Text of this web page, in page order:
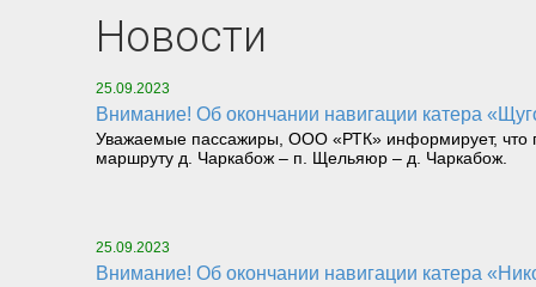
Новости
25.09.2023
Внимание! Об окончании навигации катера
Уважаемые пассажиры, ООО «РТК» информирует, что
маршруту д. Чаркабож – п. Щельяюр – д. Чаркабож.
25.09.2023
Внимание! Об окончании навигации катера